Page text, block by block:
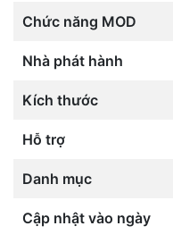
Chức năng MOD
Nhà phát hành
Kích thước
Hỗ trợ
Danh mục
Cập nhật vào ngày